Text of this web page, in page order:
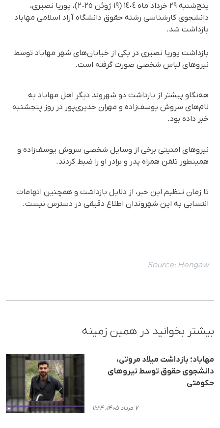
پنج‌شنبه ٢٩ خرداد ماه ١٤٠٤ (١٩ ژوئن ٢٠٢٥)، پوریا نصیری،
دانشجوی کارشناسی رشته حقوق دانشگاه آزاد اسلامی مهاباد
بازداشت شد.
بازداشت پوریا نصیری در یکی از خیابان‌های شهر مهاباد توسط
نیروهای لباس شخصی صورت گرفته است.
هه‌نگاو پیشتر از بازداشت دو شهروند دیگر اهل مهاباد به
نام‌های سروش یوسف‌زاده و مهران خدیری‌پور در روز پنجشنبه
خبر داده بود.
نیروهای امنیتی برخی از وسایل شخصی سروش یوسف‌زاده و
همینطور تلفن همراه پدر و برادر او را ضبط کردند.
تا زمان تنظیم این خبر، از دلایل بازداشت و همچنین اتهامات
انتسابی به این شهروندان اطلاع دقیقی در دسترس نیست.
Source: Hengaw
بیشتر بخوانید در همین زمینه
مهاباد؛ بازداشت میلاد مروتی،
دانشجوی حقوق توسط نیروهای
حکومتی
۷ مرداد ۱۴۰۵، ۱۱:۲۴